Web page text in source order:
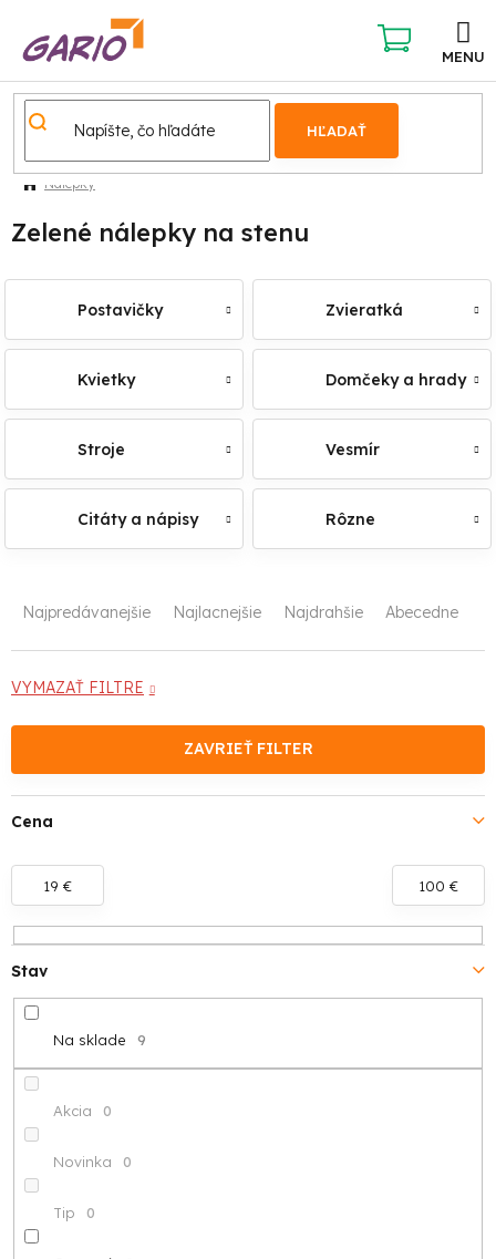
obsah
HĽADAŤ
NÁKUPNÝ
KOŠÍK
Nálepky
Zelené nálepky na stenu
Postavičky Zvieratká
Kvietky Domčeky a hrady
Stroje Vesmír
Citáty a nápisy Rôzne
R
d
e
n
i
e
p
r
o
d
u
o
v
Najpredávanejšie Najlacnejšie Najdrahšie Abecedne
VYMAZAŤ FILTRE
ZAVRIEŤ FILTER
Cena
19 € 100 €
Stav
Na sklade 9
Akcia 0
Novinka 0
Tip 0